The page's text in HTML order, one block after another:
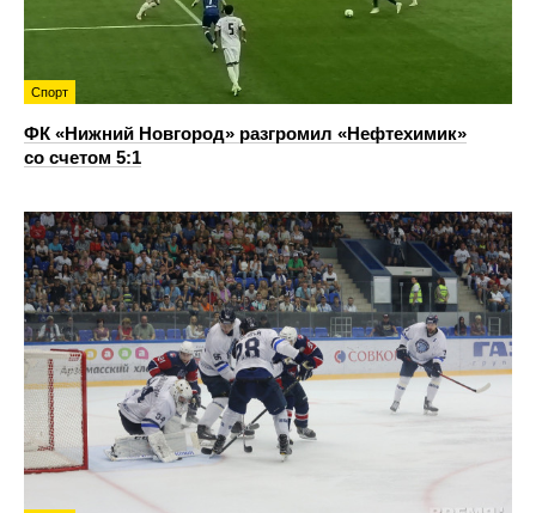
Спорт
ФК «Нижний Новгород» разгромил «Нефтехимик»
со счетом 5:1